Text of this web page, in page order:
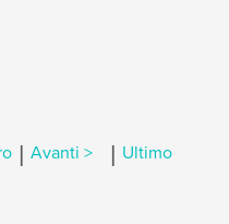
| Avanti > | Ultimo